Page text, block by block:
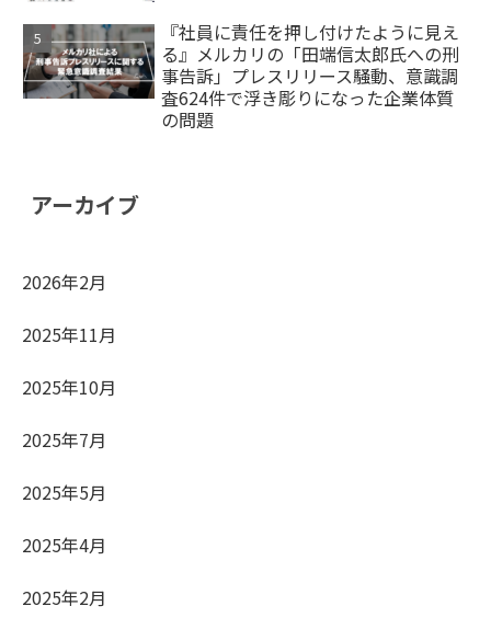
『社員に責任を押し付けたように見え
る』メルカリの「田端信太郎氏への刑
事告訴」プレスリリース騒動、意識調
査624件で浮き彫りになった企業体質
の問題
アーカイブ
2026年2月
2025年11月
2025年10月
2025年7月
2025年5月
2025年4月
2025年2月